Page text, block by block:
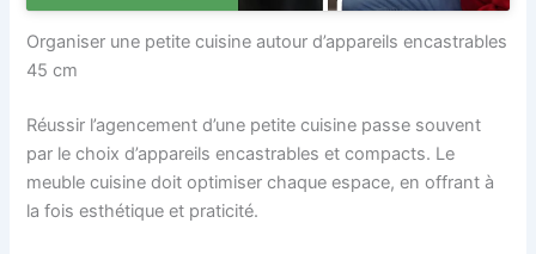
Organiser une petite cuisine autour d’appareils encastrables
45 cm
Réussir l’agencement d’une petite cuisine passe souvent
par le choix d’appareils encastrables et compacts. Le
meuble cuisine doit optimiser chaque espace, en offrant à
la fois esthétique et praticité.